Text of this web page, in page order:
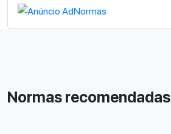
Normas recomendadas